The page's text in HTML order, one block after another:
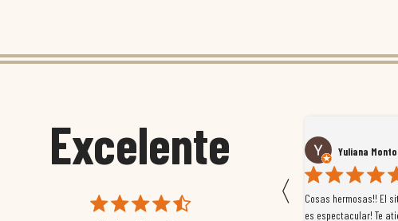
Excelente
〈
Susana García Luis
Magnífica atención al cliente. Tuvimos un pequeño
retraso en el pedido y desde el minuto uno se
Yuliana
Cosas hermosas!! El
es espectacular! Te